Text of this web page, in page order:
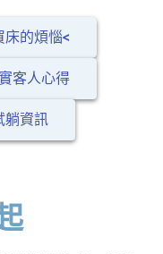
床的煩惱<
客人心得
躺資訊